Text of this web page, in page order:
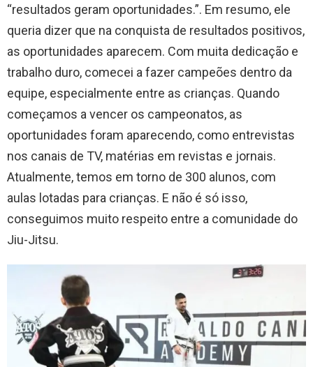
“resultados geram oportunidades.”. Em resumo, ele
queria dizer que na conquista de resultados positivos,
as oportunidades aparecem. Com muita dedicação e
trabalho duro, comecei a fazer campeões dentro da
equipe, especialmente entre as crianças. Quando
começamos a vencer os campeonatos, as
oportunidades foram aparecendo, como entrevistas
nos canais de TV, matérias em revistas e jornais.
Atualmente, temos em torno de 300 alunos, com
aulas lotadas para crianças. E não é só isso,
conseguimos muito respeito entre a comunidade do
Jiu-Jitsu.